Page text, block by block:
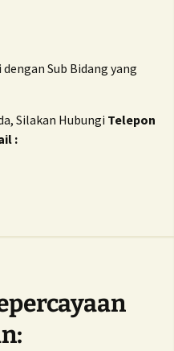
Sub Bidang yang
Silakan Hubungi Telepon
: